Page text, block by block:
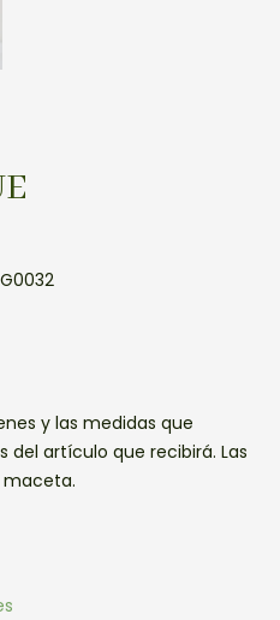
y las medidas que
del artículo que recibirá. Las
maceta.